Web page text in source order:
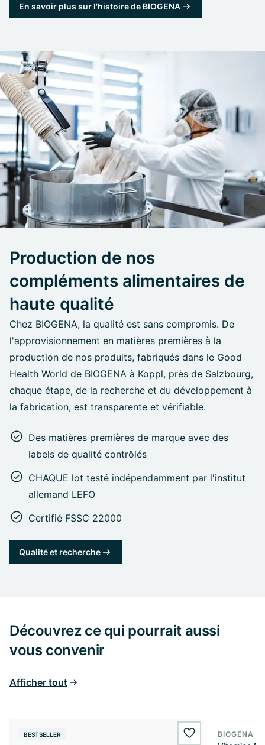
En savoir plus sur l'histoire de BIOGENA
Production de nos
compléments alimentaires de
haute qualité
Chez BIOGENA, la qualité est sans compromis. De
l'approvisionnement en matières premières à la
production de nos produits, fabriqués dans le Good
Health World de BIOGENA à Koppl, près de Salzbourg,
chaque étape, de la recherche et du développement à
la fabrication, est transparente et vérifiable.
Des matières premières de marque avec des
labels de qualité contrôlés
CHAQUE lot testé indépendamment par l'institut
allemand LEFO
Certifié FSSC 22000
Qualité et recherche
Découvrez ce qui pourrait aussi
vous convenir
Afficher tout
BESTSELLER wishlist.add
BIOGENA